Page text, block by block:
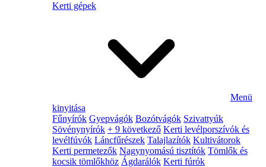
Kerti gépek
Menü
kinyitása
Fűnyírók Gyepvágók Bozótvágók Szivattyúk
Sövénynyírók + 9 következő Kerti levélporszívók és
levélfúvók Láncfűrészek Talajlazítók Kultivátorok
Kerti permetezők Nagynyomású tisztítók Tömlők és
kocsik tömlőkhöz Ágdarálók Kerti fúrók